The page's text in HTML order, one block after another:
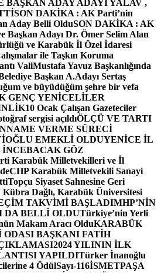
BAŞKAN ADAY ADAYI YALAV ,
SON DAKİKA : AK Parti’nin
Aday Belli OlduSON DAKİKA : AK
Başkan Adayı Dr. Ömer Selim Alan
ve Karabük İl Özel İdaresi
ile Taşkın Koruma
ValiMustafa Yavuz Başkanlığında
Başkan A.Adayı Sertaş
ve büyüdüğüm şehre bir vefa
GENÇ YENİCELİLER
10 Ocak Çalışan Gazeteciler
sergisi açıldıÖLÇÜ VE TARTI
VERME SÜRECİ
EMEKLİ OLDUYENİCE İL
GÖZ
Karabük Milletvekilleri ve İl
CHP Karabük Milletvekili Sanayi
Topçu Siyaset Sahnesine Geri
Dağlı, Karabük Üniversitesi
TAKVİMİ BAŞLADIMHP’NİN
DA BELLİ OLDUTürkiye’nin Yerli
Makam Aracı OlduKARABÜK
BAŞKANI FATİH
2024 YILININ İLK
YAPILDITürker İnanoğlu
4 ÖdülSayı-116İSMETPAŞA